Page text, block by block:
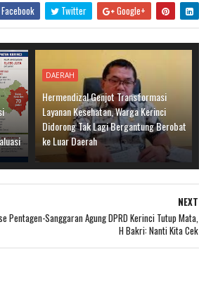
Facebook Twitter Google+
DAERAH
Hermendizal Genjot Transformasi
Layanan Kesehatan, Warga Kerinci
Didorong Tak Lagi Bergantung Berobat
ke Luar Daerah
NEXT
Pentagen-Sanggaran Agung DPRD Kerinci Tutup Mata,
H Bakri: Nanti Kita Cek